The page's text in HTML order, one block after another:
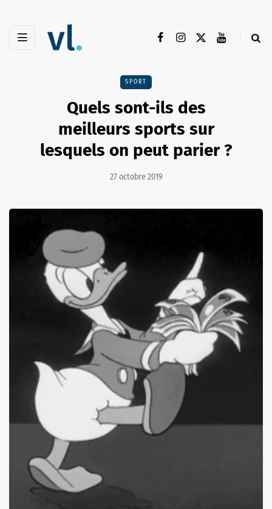
SPORT
Quels sont-ils des
meilleurs sports sur
lesquels on peut parier ?
27 octobre 2019